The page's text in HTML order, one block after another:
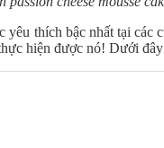
thích bậc nhất tại
hiện được nó! Dưới